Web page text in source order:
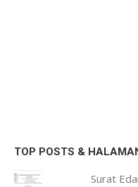
TOP POSTS &
Surat